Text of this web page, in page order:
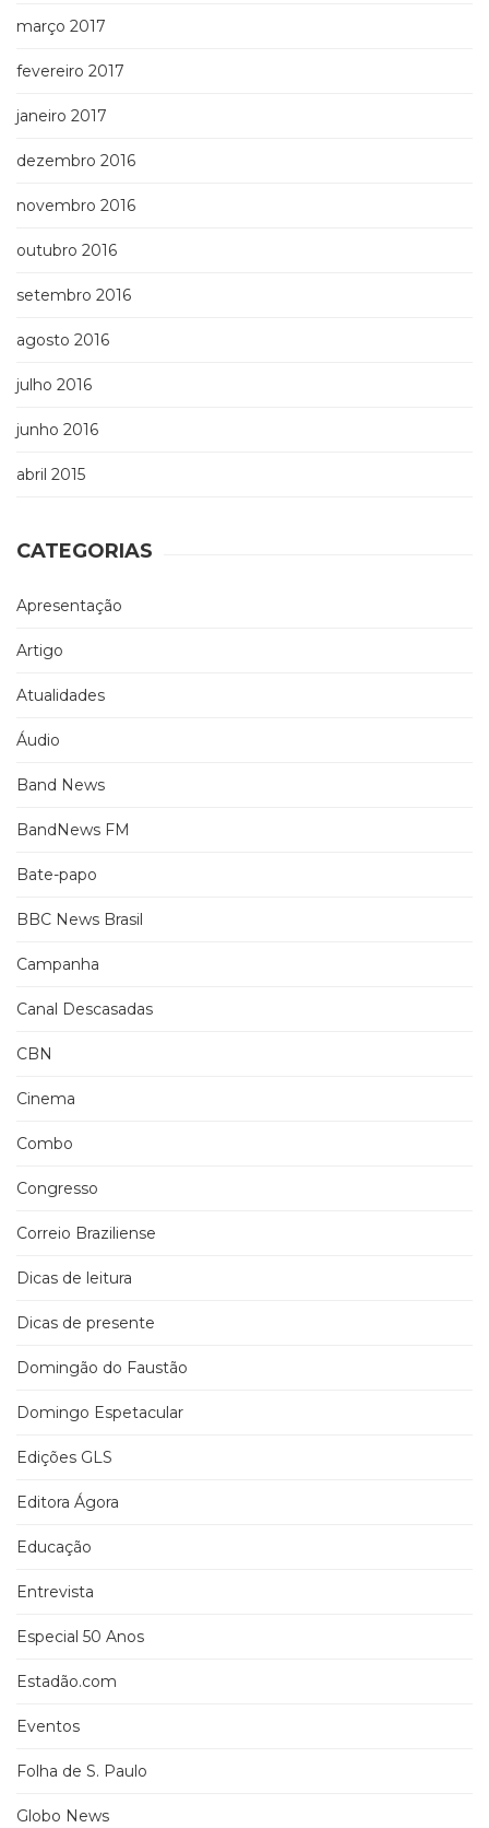
março 2017
fevereiro 2017
janeiro 2017
dezembro 2016
novembro 2016
outubro 2016
setembro 2016
agosto 2016
julho 2016
junho 2016
abril 2015
CATEGORIAS
Apresentação
Artigo
Atualidades
Áudio
Band News
BandNews FM
Bate-papo
BBC News Brasil
Campanha
Canal Descasadas
CBN
Cinema
Combo
Congresso
Correio Braziliense
Dicas de leitura
Dicas de presente
Domingão do Faustão
Domingo Espetacular
Edições GLS
Editora Ágora
Educação
Entrevista
Especial 50 Anos
Estadão.com
Eventos
Folha de S. Paulo
Globo News